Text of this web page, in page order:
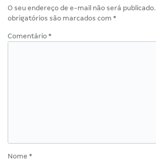
O seu endereço de e-mail não será publicado.
obrigatórios são marcados com *
Comentário *
Nome *